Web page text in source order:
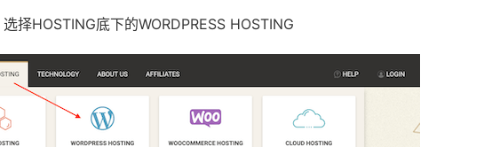
选择HOSTING底下的WORDPRESS HOSTING